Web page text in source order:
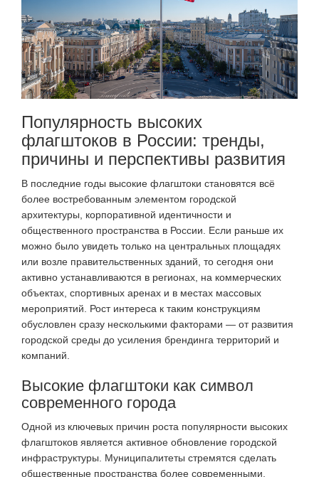
Популярность высоких
флагштоков в России: тренды,
причины и перспективы развития
В последние годы высокие флагштоки становятся всё
более востребованным элементом городской
архитектуры, корпоративной идентичности и
общественного пространства в России. Если раньше их
можно было увидеть только на центральных площадях
или возле правительственных зданий, то сегодня они
активно устанавливаются в регионах, на коммерческих
объектах, спортивных аренах и в местах массовых
мероприятий. Рост интереса к таким конструкциям
обусловлен сразу несколькими факторами — от развития
городской среды до усиления брендинга территорий и
компаний.
Высокие флагштоки как символ
современного города
Одной из ключевых причин роста популярности высоких
флагштоков является активное обновление городской
инфраструктуры. Муниципалитеты стремятся сделать
общественные пространства более современными,